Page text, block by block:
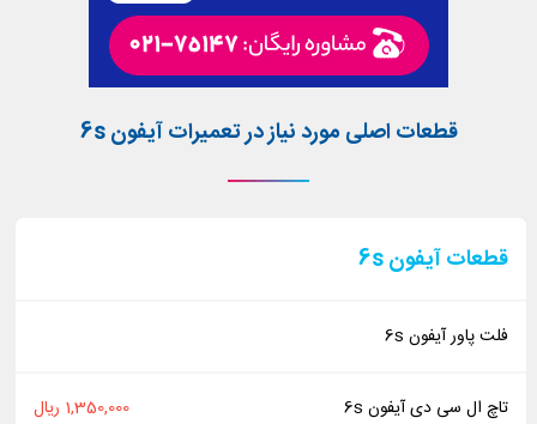
قطعات اصلی مورد نیاز در تعمیرات آیفون 6s
قطعات آیفون 6s
فلت پاور آیفون 6s
تاچ ال سی دی آیفون 6s 1,350,000 ریال